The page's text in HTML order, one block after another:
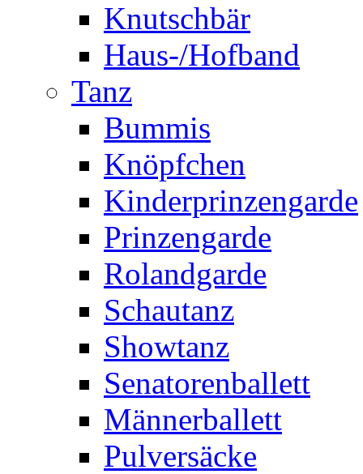
Knutschbär
Haus-/Hofband
Tanz
Bummis
Knöpfchen
Kinderprinzengarde
Prinzengarde
Rolandgarde
Schautanz
Showtanz
Senatorenballett
Männerballett
Pulversäcke